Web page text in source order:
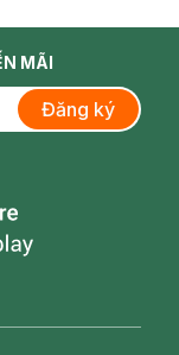
MÃI
Đăng ký